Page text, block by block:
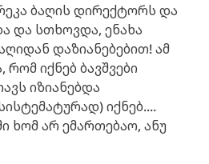
ბაღის დირექტორს და
და სთხოვდა, ენახა
დაზიანებებით! ამ
იქნებ ბავშვები
იზიანებდა
იქნებ....
ხომ არ ემართებაო, ანუ